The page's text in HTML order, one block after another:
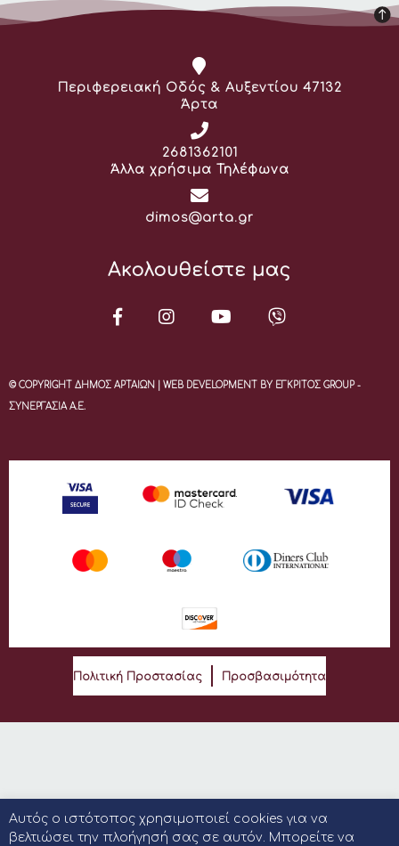
Διεύθυνση:
Περιφερειακή Οδός & Αυξεντίου 47132
Άρτα
Τηλέφωνο:
2681362101
Άλλα χρήσιμα Τηλέφωνα
Email:
dimos@arta.gr
Ακολουθείστε μας
© COPYRIGHT ΔΗΜΟΣ ΑΡΤΑΙΩΝ | WEB DEVELOPMENT BY ΕΓΚΡΙΤΟΣ GROUP -
ΣΥΝΕΡΓΑΣΙΑ Α.Ε.
Πολιτική Προστασίας Προσβασιμότητα
Αυτός ο ιστότοπος χρησιμοποιεί cookies για να
βελτιώσει την πλοήγησή σας σε αυτόν. Μπορείτε να